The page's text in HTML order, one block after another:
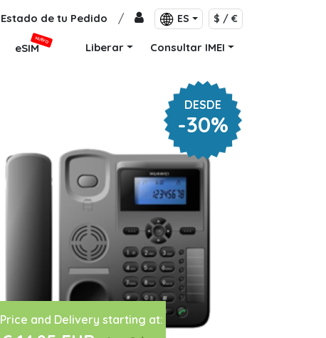
Estado de tu Pedido / ES $ / €
eSIM
NUEVO
Liberar Consultar IMEI
DESDE
-30%
Price and Delivery starting at: